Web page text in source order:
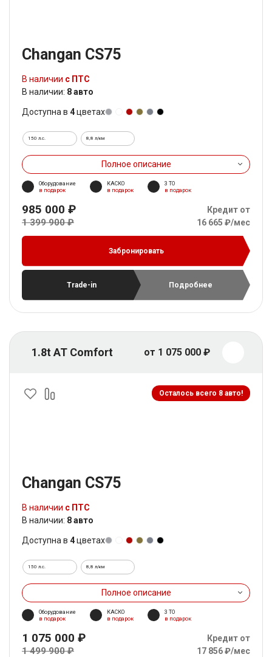
Changan CS75
В наличии с ПТС
В наличии: 8 авто
Доступна в 4цветах
150 л.с. 8,8 л/км
Полное описание
Оборудование
в подарок
КАСКО
в подарок
3 ТО
в подарок
985 000 ₽
1 399 900 ₽
Кредит от
16 665 ₽/мес
Забронировать
Trade-in Подробнее
1.8t AT Comfort от 1 075 000 ₽
Осталось всего 8 авто!
Changan CS75
В наличии с ПТС
В наличии: 8 авто
Доступна в 4цветах
150 л.с. 8,8 л/км
Полное описание
Оборудование
в подарок
КАСКО
в подарок
3 ТО
в подарок
1 075 000 ₽
1 499 900 ₽
Кредит от
17 856 ₽/мес